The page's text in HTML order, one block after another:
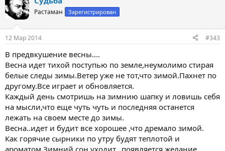
ц
и
Растаман Зарегистрирован
12 Мар 2014 #343
В предвкушение весны....
Весна идет тихой поступью по земле,неумолимо стирая
белые следы зимы.Ветер уже не тот,что зимой.Пахнет по
другому.Все играет и обновляется.
Каждый день смотришь на зимнию шапку и ловишь себя
на мысли,что еще чуть чуть и последняя останется
лежать на своем месте до зимы.
Весна..идет и будит все хорошее ,что дремало зимой.
Как горячие сырники по утру будят теплотой и
ароматом.Зимний сон уходит...появляется желание